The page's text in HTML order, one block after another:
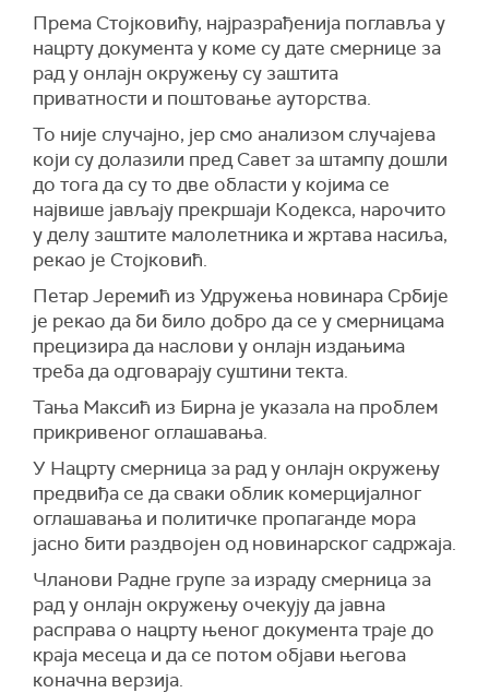
Према Стојковићу, најразрађенија поглавља у
нацрту документа у коме су дате смернице за
рад у онлајн окружењу су заштита
приватности и поштовање ауторства.
То није случајно, јер смо анализом случајева
који су долазили пред Савет за штампу дошли
до тога да су то две области у којима се
највише јављају прекршаји Кодекса, нарочито
у делу заштите малолетника и жртава насиља,
рекао је Стојковић.
Петар Јеремић из Удружења новинара Србије
је рекао да би било добро да се у смерницама
прецизира да наслови у онлајн издањима
треба да одговарају суштини текта.
Тања Максић из Бирна је указала на проблем
прикривеног оглашавања.
У Нацрту смерница за рад у онлајн окружењу
предвиђа се да сваки облик комерцијалног
оглашавања и политичке пропаганде мора
јасно бити раздвојен од новинарског садржаја.
Чланови Радне групе за израду смерница за
рад у онлајн окружењу очекују да јавна
расправа о нацрту њеног документа траје до
краја месеца и да се потом објави његова
коначна верзија.